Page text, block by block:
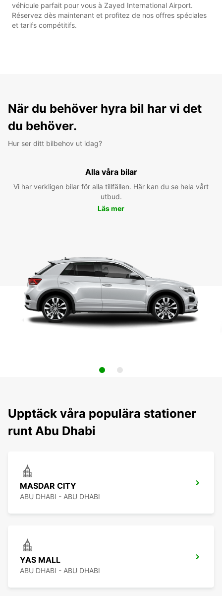
véhicule parfait pour vous à Zayed International Airport.
Réservez dès maintenant et profitez de nos offres spéciales
et tarifs compétitifs.
När du behöver hyra bil har vi det
du behöver.
Hur ser ditt bilbehov ut idag?
Alla våra bilar
Vi har verkligen bilar för alla tillfällen. Här kan du se hela vårt
utbud.
Läs mer
Upptäck våra populära stationer
runt Abu Dhabi
MASDAR CITY
ABU DHABI - ABU DHABI
YAS MALL
ABU DHABI - ABU DHABI